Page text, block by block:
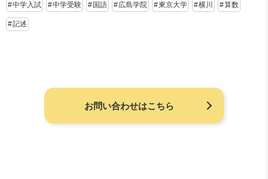
中学入試 中学受験 国語 広島学院 東京大学 横川 算数
記述
お問い合わせはこちら